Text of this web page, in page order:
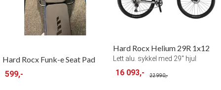
Hard Rocx Funk-e Seat Pad
599,-
Hard Rocx Helium 29R 1x12
Lett alu. sykkel med 29" hjul
16 093,- 22 990,-